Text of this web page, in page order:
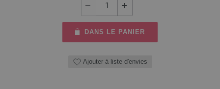
DANS LE PANIER
Ajouter à liste d'envies